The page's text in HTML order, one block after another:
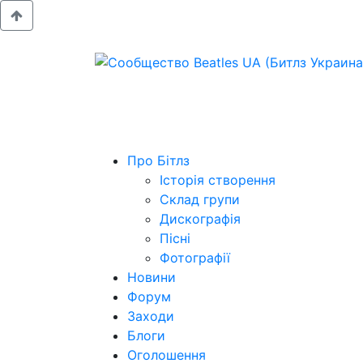
Про Бітлз
Історія створення
Склад групи
Дискографія
Пісні
Фотографії
Новини
Форум
Заходи
Блоги
Оголошення